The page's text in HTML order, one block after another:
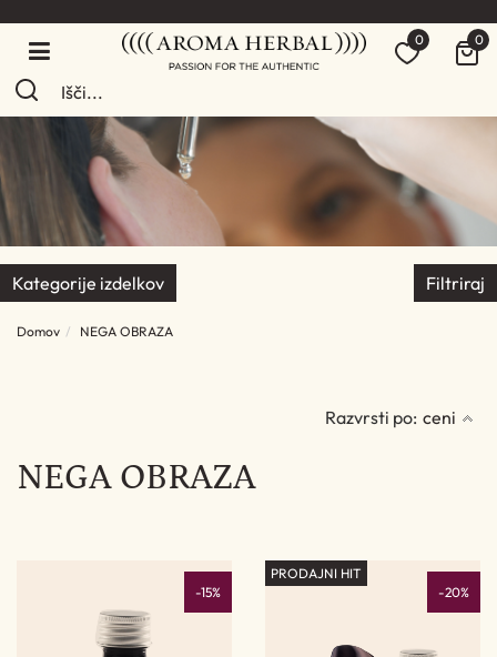
0 0
Kategorije izdelkov Filtriraj
Domov NEGA OBRAZA
Razvrsti po: ceni
NEGA OBRAZA
-15% -20%
PRODAJNI HIT